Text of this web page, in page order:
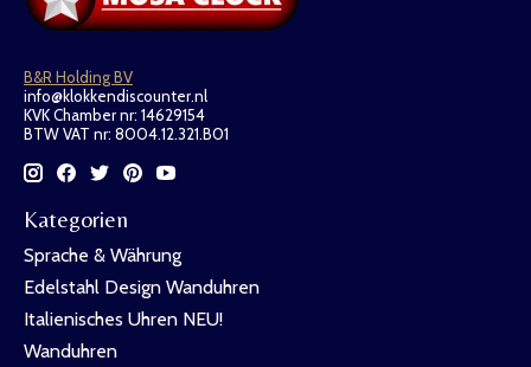
B&R Holding BV
info@klokkendiscounter.nl
KVK Chamber nr: 14629154
BTW VAT nr: 8004.12.321.B01
Kategorien
Sprache & Währung
Edelstahl Design Wanduhren
Italienisches Uhren NEU!
Wanduhren